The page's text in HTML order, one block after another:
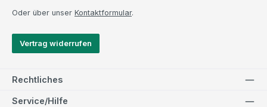
Oder über unser Kontaktformular.
Vertrag widerrufen
Rechtliches
Service/Hilfe